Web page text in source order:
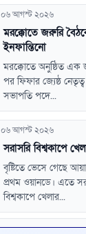
০৬ আগস্ট ২০২৬
মরক্কোতে জরুরি
ইনফান্তিনো
মরক্কোতে অনুষ্ঠিত এক
পর ফিফার জ্যেষ্ঠ নেতৃত্ব
সভাপতি পদে...
০৬ আগস্ট ২০২৬
সরাসরি বিশ্বকাপে
বৃষ্টিতে ভেসে গেছে
প্রথম ওয়ানডে। এতে
বিশ্বকাপে খেলার...